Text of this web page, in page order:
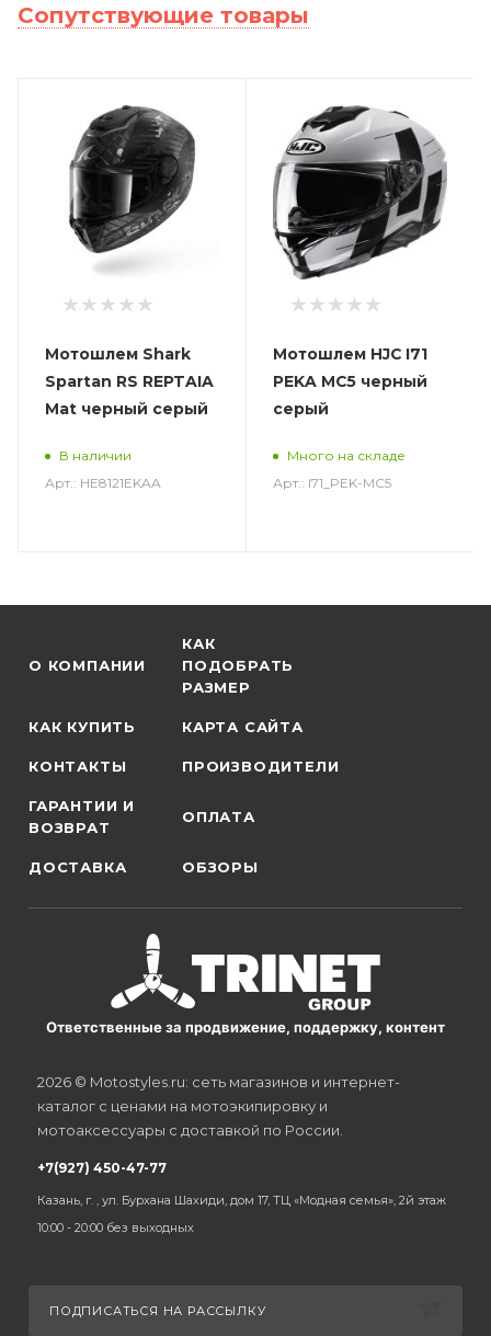
Сопутствующие товары
Мотошлем Shark
Spartan RS REPTAIA
Mat черный серый
В наличии
Арт.: HE8121EKAA
Мотошлем HJC I71
PEKA MC5 черный
серый
Много на складе
Арт.: I71_PEK-MC5
О КОМПАНИИ
КАК
ПОДОБРАТЬ
РАЗМЕР
КАК КУПИТЬ КАРТА САЙТА
КОНТАКТЫ ПРОИЗВОДИТЕЛИ
ГАРАНТИИ И
ВОЗВРАТ
ОПЛАТА
ДОСТАВКА ОБЗОРЫ
Ответственные за продвижение, поддержку, контент
2026 © Motostyles.ru: сеть магазинов и интернет-
каталог с ценами на мотоэкипировку и
мотоаксессуары с доставкой по России.
+7(927) 450-47-77
Казань, г. , ул. Бурхана Шахиди, дом 17, ТЦ «Модная семья», 2й этаж
10:00 - 20:00 без выходных
ПОДПИСАТЬСЯ НА РАССЫЛКУ